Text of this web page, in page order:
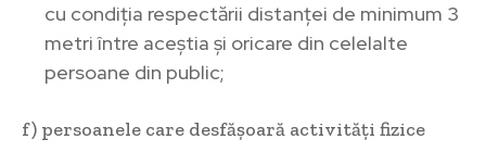
cu condiția respectării distanței de minimum 3
metri între aceștia și oricare din celelalte
persoane din public;
f) persoanele care desfășoară activități fizice